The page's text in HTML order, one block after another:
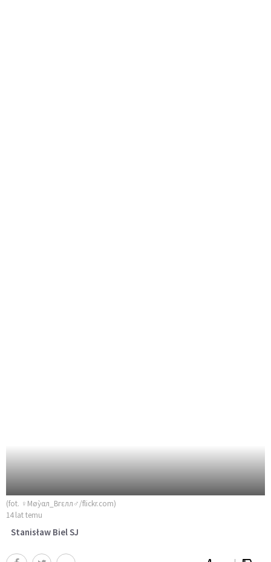
(fot. ♀Μøỳαл_Bгεлл♂/flickr.com)
14 lat temu
Stanisław Biel SJ